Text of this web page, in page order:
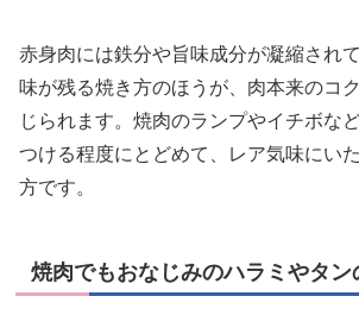
赤身肉には鉄分や旨味成分が凝縮され
味が残る焼き方のほうが、肉本来のコ
じられます。焼肉のランプやイチボな
つける程度にとどめて、レア気味にい
方です。
焼肉でもおなじみのハラミやタン